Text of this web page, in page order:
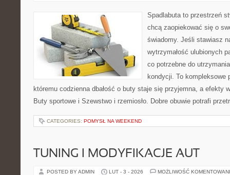
Spadlabuta to przestrzeń
chcą zaopiekować się o
świadomy. Jeśli stawiasz
wytrzymałość ulubionych
co potrzebne do
kondycji. To kompleksowe
któremu codzienna dbałość o buty staje się przyjemna, a efekty
Buty sportowe i Szewstwo i rzemiosło. Dobre obuwie potrafi
CATEGORIES: POMYSŁ NA WEEKEND
TUNING I MODYFIKACJE AUT
POSTED BY ADMIN LUT - 3 - 2026 MOŻLIWOŚĆ